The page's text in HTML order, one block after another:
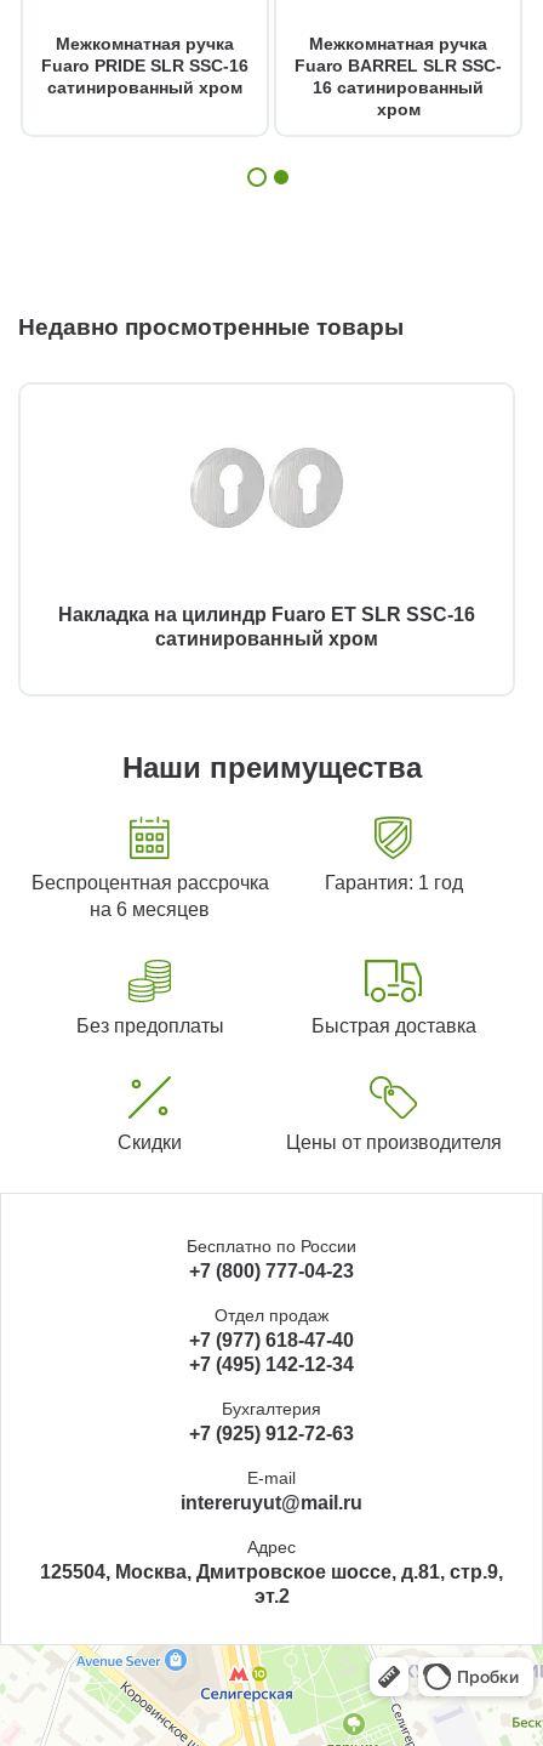
Межкомнатная ручка
Fuaro PRIDE SLR SSC-16
сатинированный хром
Межкомнатная ручка
Fuaro BARREL SLR SSC-
16 сатинированный
хром
Недавно просмотренные товары
Накладка на цилиндр Fuaro ET SLR SSC-16
сатинированный хром
Наши преимущества
Беспроцентная рассрочка
на 6 месяцев
Гарантия: 1 год
Без предоплаты Быстрая доставка
Скидки Цены от производителя
Бесплатно по России
+7 (800) 777-04-23
Отдел продаж
+7 (977) 618-47-40
+7 (495) 142-12-34
Бухгалтерия
+7 (925) 912-72-63
E-mail
intereruyut@mail.ru
Адрес
125504, Москва, Дмитровское шоссе, д.81, стр.9,
эт.2